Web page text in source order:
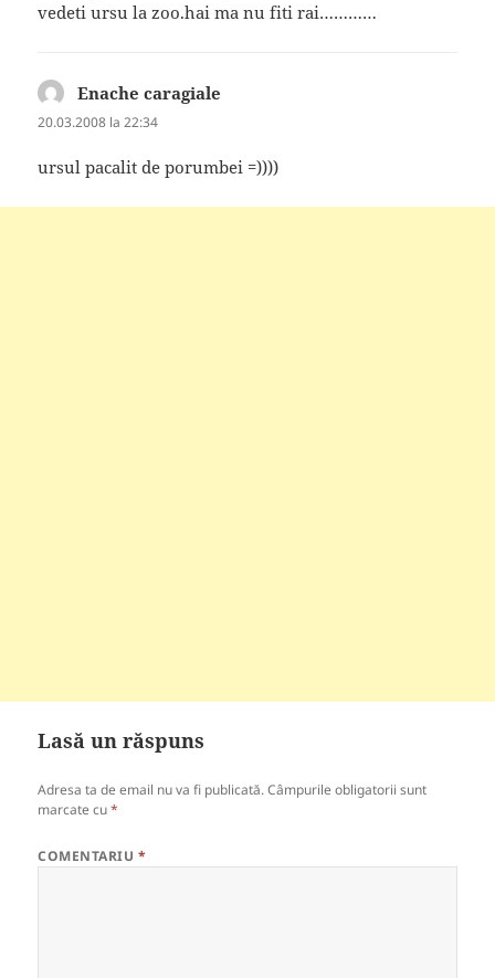
vedeti ursu la zoo.hai ma nu fiti rai…………
Enache caragiale
20.03.2008 la 22:34
ursul pacalit de porumbei =))))
Lasă un răspuns
Adresa ta de email nu va fi publicată. Câmpurile obligatorii sunt
marcate cu*
COMENTARIU *